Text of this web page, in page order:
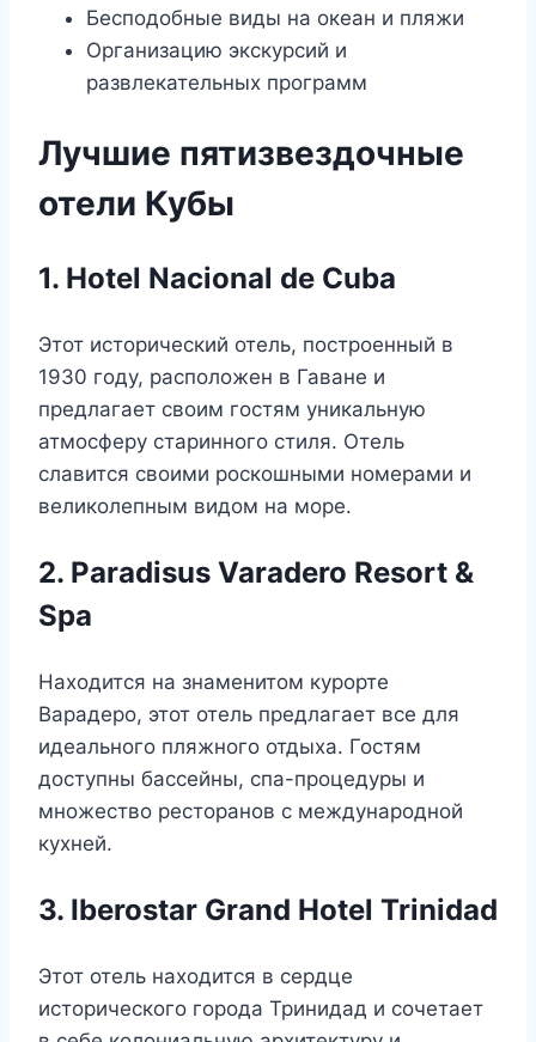
Бесподобные виды на океан и пляжи
Организацию экскурсий и
развлекательных программ
Лучшие пятизвездочные
отели Кубы
1. Hotel Nacional de Cuba
Этот исторический отель, построенный в
1930 году, расположен в Гаване и
предлагает своим гостям уникальную
атмосферу старинного стиля. Отель
славится своими роскошными номерами и
великолепным видом на море.
2. Paradisus Varadero Resort &
Spa
Находится на знаменитом курорте
Варадеро, этот отель предлагает все для
идеального пляжного отдыха. Гостям
доступны бассейны, спа-процедуры и
множество ресторанов с международной
кухней.
3. Iberostar Grand Hotel Trinidad
Этот отель находится в сердце
исторического города Тринидад и сочетает